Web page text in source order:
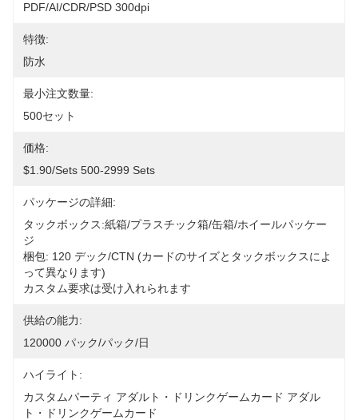
PDF/AI/CDR/PSD 300dpi
特徴:
防水
最小注文数量:
500セット
価格:
$1.90/sets 500-2999 Sets
パッケージの詳細:
タックボックス:紙箱/プラスチック箱/缶箱/ホイールパッケー
ジ
梱包: 120 デック/CTN (カードのサイズとタックボックスによ
って異なります)
カスタム要求は受け入れられます
供給の能力:
120000 パック/パック/日
ハイライト:
カスタムパーティ アダルト・ドリンクゲームカード アダル
ト・ドリンクゲームカード